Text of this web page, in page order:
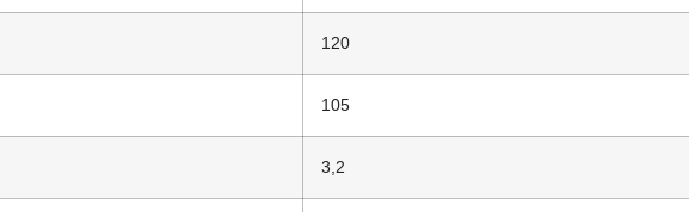
120
105
3,2